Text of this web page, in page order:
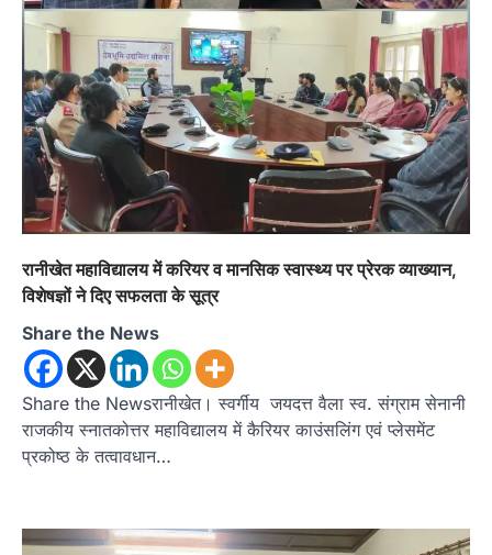
रानीखेत महाविद्यालय में करियर व मानसिक स्वास्थ्य पर प्रेरक व्याख्यान,
विशेषज्ञों ने दिए सफलता के सूत्र
Share the News
Share the Newsरानीखेत। स्वर्गीय जयदत्त वैला स्व. संग्राम सेनानी
राजकीय स्नातकोत्तर महाविद्यालय में कैरियर काउंसलिंग एवं प्लेसमेंट
प्रकोष्ठ के तत्वावधान…